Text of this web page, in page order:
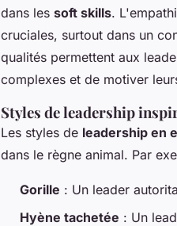
dans les soft skills.
cruciales, surtout dans un
qualités permettent aux
complexes et de motiver
Styles de leadership
Les styles de leadership en
dans le règne animal. Par
Gorille : Un leader
Hyène tachetée : Un